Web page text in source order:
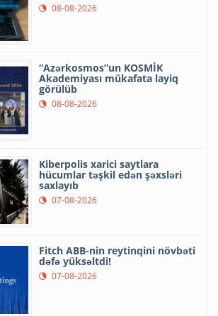
08-08-2026
“Azərkosmos”un KOSMİK
Akademiyası mükafata layiq
görülüb
08-08-2026
Kiberpolis xarici saytlara
hücumlar təşkil edən şəxsləri
saxlayıb
07-08-2026
Fitch ABB-nin reytinqini növbəti
dəfə yüksəltdi!
07-08-2026